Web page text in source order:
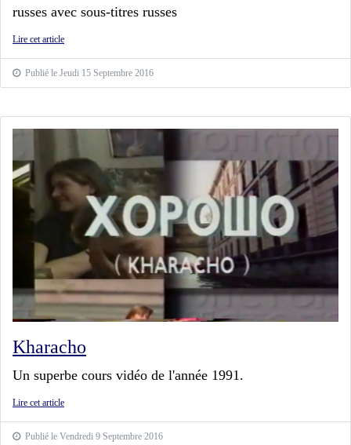
russes avec sous-titres russes
Lire cet article
Publié le Jeudi 15 Septembre 2016
Kharacho
Un superbe cours vidéo de l'année 1991.
Lire cet article
Publié le Vendredi 9 Septembre 2016